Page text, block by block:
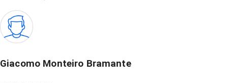
Giacomo Monteiro Bramante